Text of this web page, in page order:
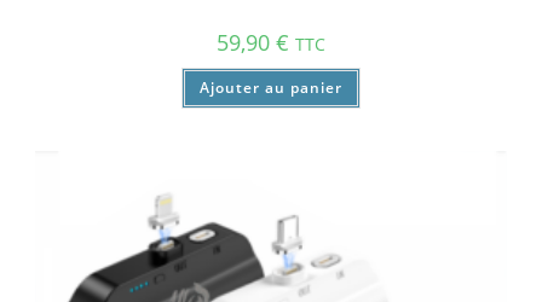
59,90 € TTC
Ajouter au panier